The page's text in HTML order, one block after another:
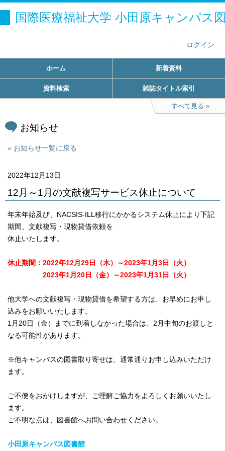
国際医療福祉大学 小田原キャンパス
ログイン
ホーム 新着資料
資料検索 雑誌タイトル索引
すべて見る
お知らせ
お知らせ一覧に戻る
2022年12月13日
12月～1月の文献複写サービス休止について
年末年始及び、NACSIS-ILL移行にかかるシステム休止により下記
期間、文献複写・現物貸借依頼を
休止いたします。
休止期間：2022年12月29日（木）～2023年1月3日（火）
2023年1月20日（金）～2023年1月31日（火）
他大学への文献複写・現物貸借を希望する方は、お早めにお申し
込みをお願いいたします。
1月20日（金）までに到着しなかった場合は、2月中旬のお渡しと
なる可能性があります。
※他キャンパスの図書取り寄せは、通常通りお申し込みいただけ
ます。
ご不便をおかけしますが、ご理解ご協力をよろしくお願いいたし
ます。
ご不明な点は、図書館へお問い合わせください。
小田原キャンパス図書館